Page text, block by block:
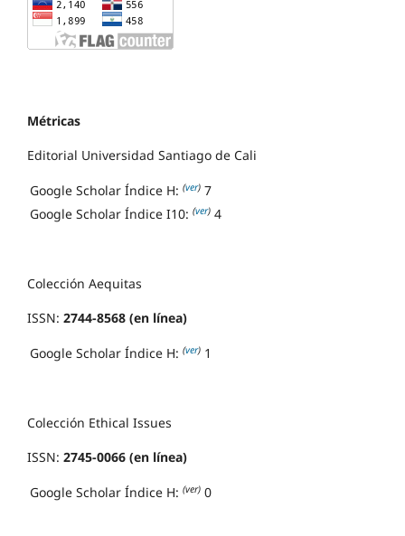
Métricas
Editorial Universidad Santiago de Cali
Google Scholar Índice H: (ver) 7
Google Scholar Índice I10: (ver) 4
Colección Aequitas
ISSN: 2744-8568 (en línea)
Google Scholar Índice H: (ver) 1
Colección Ethical Issues
ISSN: 2745-0066 (en línea)
Google Scholar Índice H: (ver) 0